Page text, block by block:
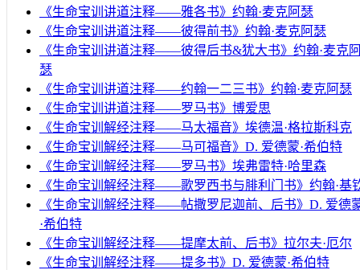
《生命宝训讲道注释——雅各书》约翰·麦克阿瑟
《生命宝训讲道注释——彼得前书》约翰·麦克阿瑟
《生命宝训讲道注释——彼得后书&犹大书》约翰·麦克
瑟
《生命宝训讲道注释——约翰一二三书》约翰·麦克阿瑟
《生命宝训讲道注释——罗马书》博爱思
《生命宝训解经注释——马太福音》埃德温·格拉斯科克
《生命宝训解经注释——马可福音》D. 爱德蒙·希伯特
《生命宝训解经注释——罗马书》埃弗雷特·哈里森
《生命宝训解经注释——歌罗西书与腓利门书》约翰·基
《生命宝训解经注释——帖撒罗尼迦前、后书》D. 爱德
·希伯特
《生命宝训解经注释——提摩太前、后书》拉尔夫·厄尔
《生命宝训解经注释——提多书》D. 爱德蒙·希伯特